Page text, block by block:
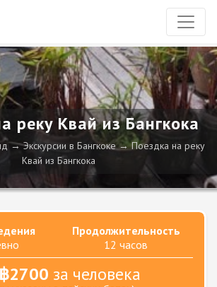
реку Квай из Бангкока
Экскурсии в Бангкоке
Поездка на реку
Квай из Бангкока
Продолжительность
12 часов
฿2700 за человека